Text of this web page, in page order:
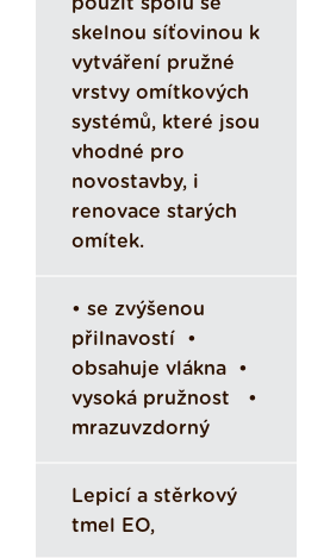
použít spolu se
skelnou síťovinou k
vytváření pružné
vrstvy omítkových
systémů, které jsou
vhodné pro
novostavby, i
renovace starých
omítek.
• se zvýšenou
přilnavostí •
obsahuje vlákna •
vysoká pružnost •
mrazuvzdorný
Lepicí a stěrkový
tmel EO,